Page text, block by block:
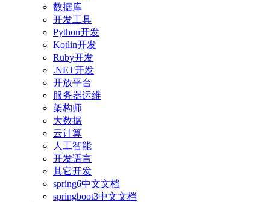
数据库
开发工具
Python开发
Kotlin开发
Ruby开发
.NET开发
开放平台
服务器运维
架构师
大数据
云计算
人工智能
开发语言
其它开发
spring6中文文档
springboot3中文文档